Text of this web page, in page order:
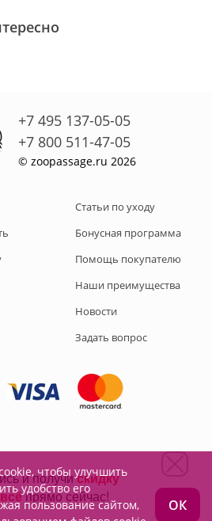
+7 495 137-05-05
+7 800 511-47-05
© zoopassage.ru 2026
Статьи по уходу
Бонусная программа
Помощь покупателю
Наши преимущества
Новости
Задать вопрос
на нас:
чтобы улучшить
удобство его
пользование сайтом,
ОК